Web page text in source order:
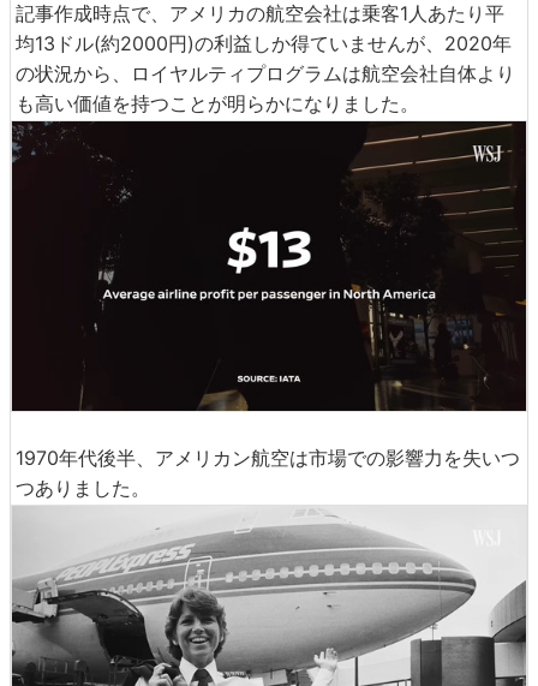
記事作成時点で、アメリカの航空会社は乗客1人あたり平
均13ドル(約2000円)の利益しか得ていませんが、2020年
の状況から、ロイヤルティプログラムは航空会社自体より
も高い価値を持つことが明らかになりました。
1970年代後半、アメリカン航空は市場での影響力を失いつ
つありました。